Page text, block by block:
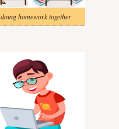
doing homework together